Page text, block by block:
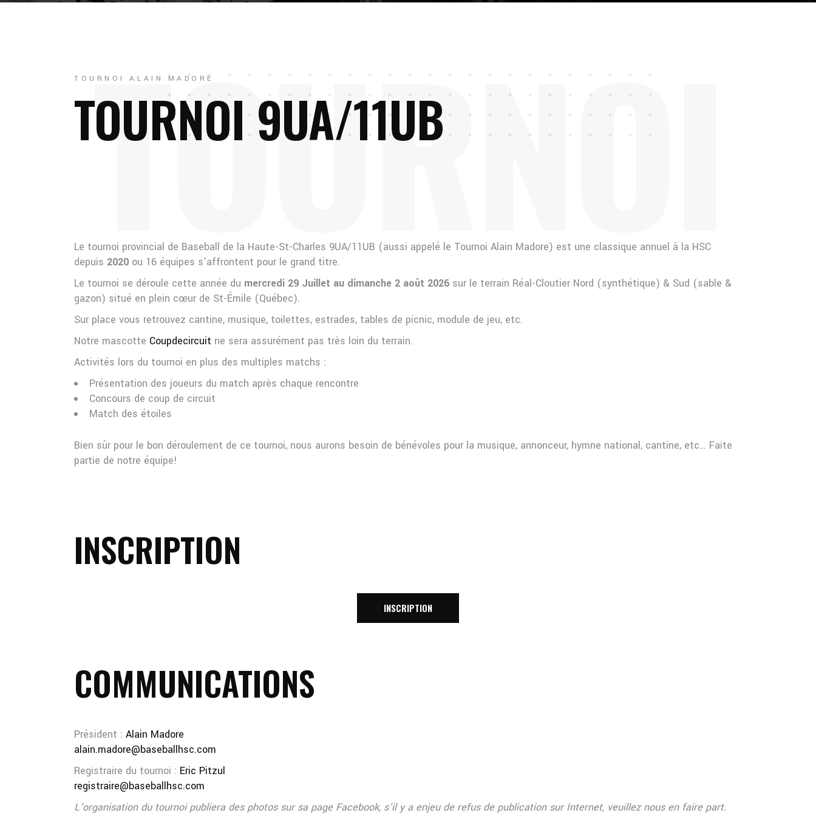
TOURNO
TOURNOI ALAIN MADORE
TOURNOI 9UA/11UB
Le tournoi provincial de Baseball de la Haute-St-Charles 9UA/11UB (aussi appelé le Tournoi Alain Madore) est une classique annuel à la HSC
depuis 2020 ou 16 équipes s’affrontent pour le grand titre.
Le tournoi se déroule cette année du mercredi 29 Juillet au dimanche 2 août 2026 sur le terrain Réal-Cloutier Nord (synthétique) & Sud (sable &
gazon) situé en plein cœur de St-Émile (Québec).
Sur place vous retrouvez cantine, musique, toilettes, estrades, tables de picnic, module de jeu, etc.
Notre mascotte Coupdecircuit ne sera assurément pas très loin du terrain.
Activités lors du tournoi en plus des multiples matchs :
Présentation des joueurs du match après chaque rencontre
Concours de coup de circuit
Match des étoiles
Bien sûr pour le bon déroulement de ce tournoi, nous aurons besoin de bénévoles pour la musique, annonceur, hymne national, cantine, etc… Faite
partie de notre équipe!
INSCRIPTION
INSCRIPTION
COMMUNICATIONS
Président : Alain Madore
alain.madore@baseballhsc.com
Registraire du tournoi : Eric Pitzul
registraire@baseballhsc.com
L’organisation du tournoi publiera des photos sur sa page Facebook, s’il y a enjeu de refus de publication sur Internet, veuillez nous en faire part.